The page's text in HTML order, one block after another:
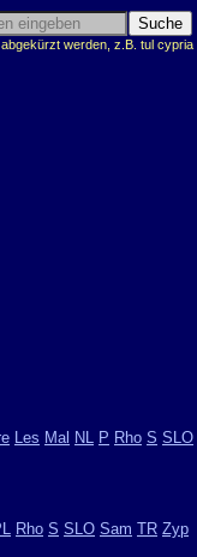
werden, z.B. tul cypria
Les Mal NL P Rho S SLO
Rho S SLO Sam TR Zyp